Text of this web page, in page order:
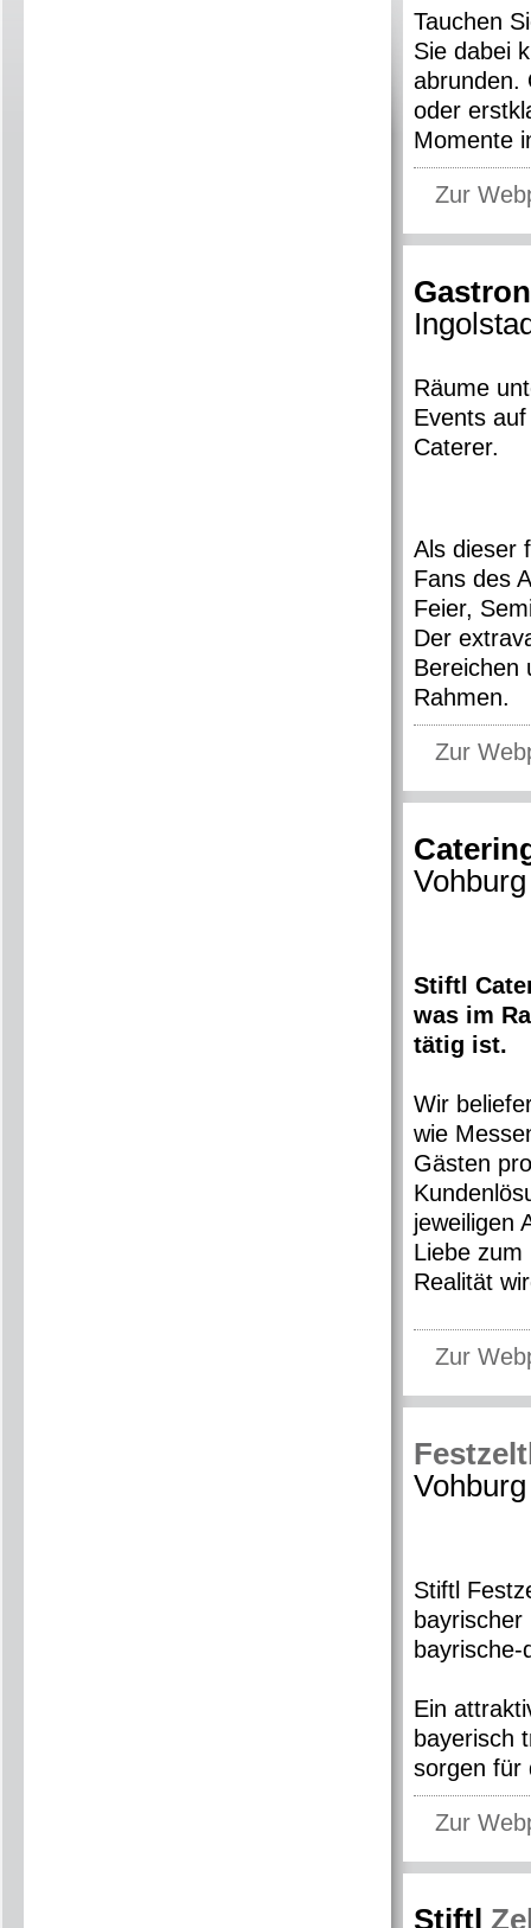
Tauchen
Sie dabei
abrunden.
oder
Momente
Zur
Räume
Events
Caterer.
Als dieser
Fans des
Feier,
Der
Bereichen
Rahmen.
Zur
Vohburg
Stiftl
was im
tätig ist.
Wir
wie
Gästen
jeweiligen
Liebe zum
Realität
Zur
Vohburg
Stiftl
Ein
bayerisch
sorgen für
Zur
Stiftl